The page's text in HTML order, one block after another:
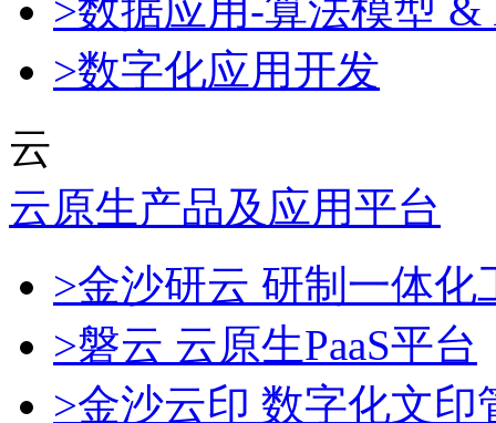
>数据应用-算法模型 &
>数字化应用开发
云
云原生产品及应用平台
>金沙研云 研制一体
>磐云 云原生PaaS平台
>金沙云印 数字化文印